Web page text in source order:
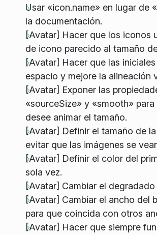
Usar «icon.name» en lugar de
la documentación.
[Avatar] Hacer que los iconos
de icono parecido al tamaño
[Avatar] Hacer que las
espacio y mejore la alineación
[Avatar] Exponer las
«sourceSize» y «smooth»
desee animar el tamaño.
[Avatar] Definir el tamaño de
evitar que las imágenes se
[Avatar] Definir el color del
sola vez.
[Avatar] Cambiar el
[Avatar] Cambiar el ancho del
para que coincida con otros
[Avatar] Hacer que siempre